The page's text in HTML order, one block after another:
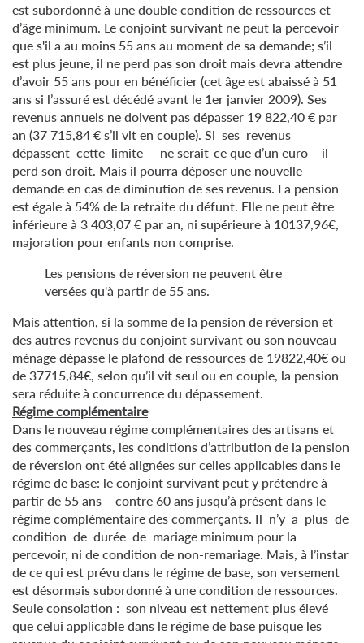
est subordonné à une double condition de ressources et
d’âge minimum. Le conjoint survivant ne peut la percevoir
que s'il a au moins 55 ans au moment de sa demande; s’il
est plus jeune, il ne perd pas son droit mais devra attendre
d’avoir 55 ans pour en bénéficier (cet âge est abaissé à 51
ans si l’assuré est décédé avant le 1er janvier 2009). Ses
revenus annuels ne doivent pas dépasser 19 822,40 € par
an (37 715,84 € s’il vit en couple). Si ses revenus
dépassent cette limite – ne serait-ce que d’un euro – il
perd son droit. Mais il pourra déposer une nouvelle
demande en cas de diminution de ses revenus. La pension
est égale à 54% de la retraite du défunt. Elle ne peut être
inférieure à 3 403,07 € par an, ni supérieure à 10137,96€,
majoration pour enfants non comprise.
Les pensions de réversion ne peuvent être
versées qu'à partir de 55 ans.
Mais attention, si la somme de la pension de réversion et
des autres revenus du conjoint survivant ou son nouveau
ménage dépasse le plafond de ressources de 19822,40€ ou
de 37715,84€, selon qu’il vit seul ou en couple, la pension
sera réduite à concurrence du dépassement.
Régime complémentaire
Dans le nouveau régime complémentaires des artisans et
des commerçants, les conditions d’attribution de la pension
de réversion ont été alignées sur celles applicables dans le
régime de base: le conjoint survivant peut y prétendre à
partir de 55 ans – contre 60 ans jusqu’à présent dans le
régime complémentaire des commerçants. Il n’y a plus de
condition de durée de mariage minimum pour la
percevoir, ni de condition de non-remariage. Mais, à l’instar
de ce qui est prévu dans le régime de base, son versement
est désormais subordonné à une condition de ressources.
Seule consolation : son niveau est nettement plus élevé
que celui applicable dans le régime de base puisque les